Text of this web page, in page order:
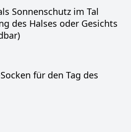
Sonnenschutz im Tal
des Halses oder Gesichts
für den Tag des